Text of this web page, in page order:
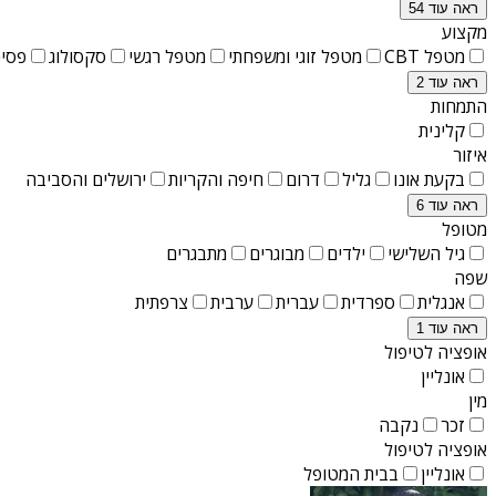
ראה עוד 54
מקצוע
מטפל CBT
מטפל זוגי ומשפחתי מטפל רגשי סקסולוג
ראה עוד 2
התמחות
קלינית
איזור
בקעת אונו
גליל דרום חיפה והקריות ירושלים והסביבה
ראה עוד 6
מטופל
גיל השלישי
ילדים מבוגרים
מתבגרים
שפה
אנגלית
ספרדית עברית ערבית צרפתית
ראה עוד 1
אופציה לטיפול
אונליין
מין
זכר
נקבה
אופציה לטיפול
אונליין
בבית המטופל